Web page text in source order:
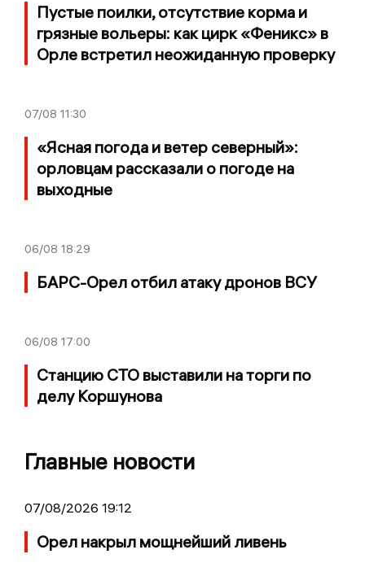
Пустые поилки, отсутствие корма и
грязные вольеры: как цирк «Феникс» в
Орле встретил неожиданную проверку
07/08 11:30
«Ясная погода и ветер северный»:
орловцам рассказали о погоде на
выходные
06/08 18:29
БАРС-Орел отбил атаку дронов ВСУ
06/08 17:00
Станцию СТО выставили на торги по
делу Коршунова
Главные новости
07/08/2026 19:12
Орел накрыл мощнейший ливень